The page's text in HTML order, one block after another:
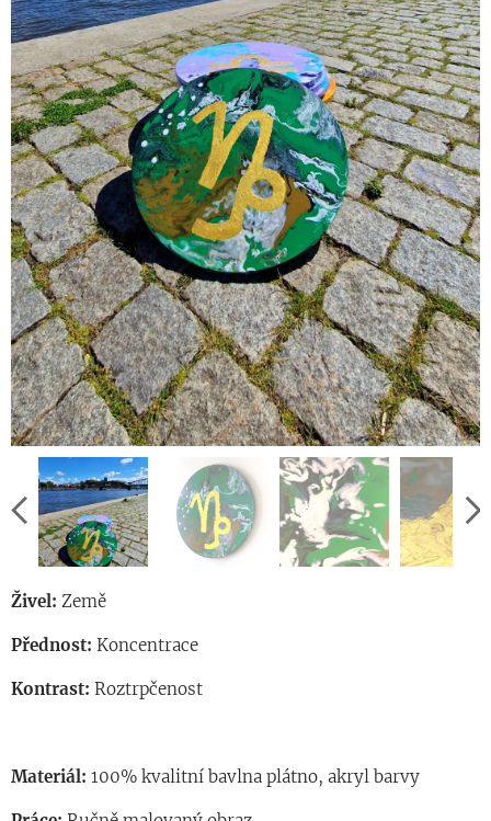
Živel: Země
Přednost: Koncentrace
Kontrast: Roztrpčenost
Materiál: 100% kvalitní bavlna plátno, akryl barvy